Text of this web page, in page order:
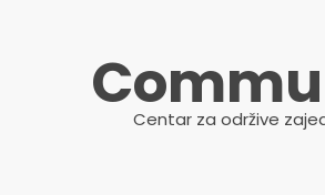
Centar za održive